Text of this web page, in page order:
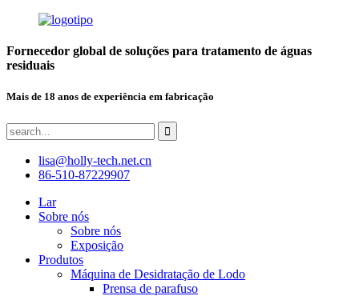
Fornecedor global de soluções para tratamento de águas
residuais
Mais de 18 anos de experiência em fabricação
lisa@holly-tech.net.cn
86-510-87229907
Lar
Sobre nós
Sobre nós
Exposição
Produtos
Máquina de Desidratação de Lodo
Prensa de parafuso